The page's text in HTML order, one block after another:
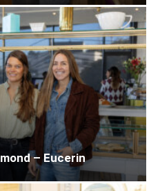
– Eucerin